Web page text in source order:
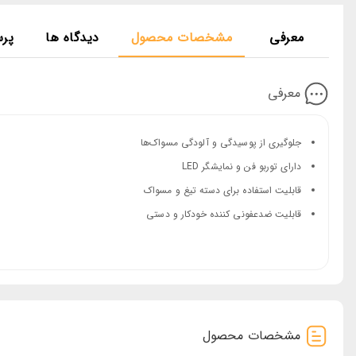
معرفی مشخصات محصول دیدگاه ها
معرفی
جلوگیری از پوسیدگی و آلودگی مسواک‌ها
دارای توربو فن و نمایشگر LED
قابلیت استفاده برای دسته تیغ و مسواک
قابلیت ضدعفونی کننده خودکار و دستی
مشخصات محصول